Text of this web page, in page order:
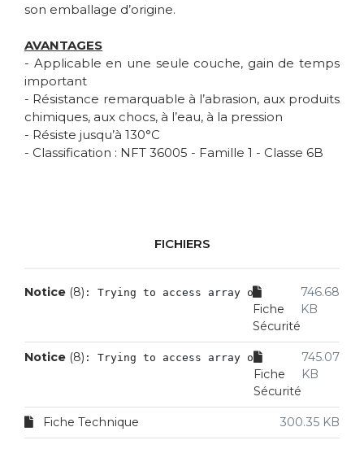
son emballage d’origine.
AVANTAGES
- Applicable en une seule couche, gain de temps
important
- Résistance remarquable à l’abrasion, aux produits
chimiques, aux chocs, à l’eau, à la pression
- Résiste jusqu’à 130°C
- Classification : NFT 36005 - Famille 1 - Classe 6B
FICHIERS
Notice (8) : Trying to access array offset on value
Fiche
Sécurité
746.68
KB
Notice (8) : Trying to access array offset on value
Fiche
Sécurité
745.07
KB
Fiche Technique 300.35 KB